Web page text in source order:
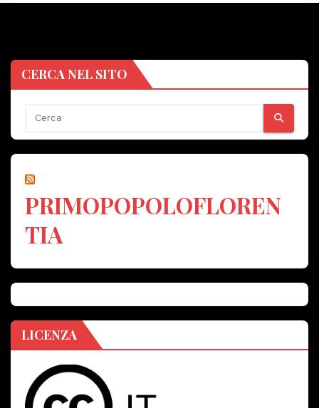
CERCA NEL SITO
PRIMOPOPOLOFLOREN
TIA
LICENZA